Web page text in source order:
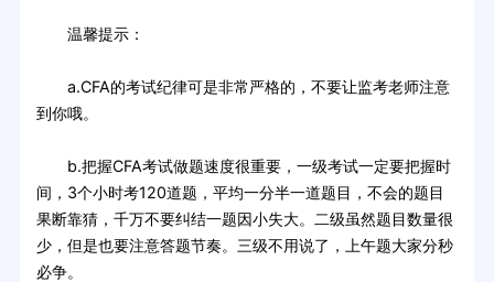
温馨提示：
a.CFA的考试纪律可是非常严格的，不要让监考老师注意
到你哦。
b.把握CFA考试做题速度很重要，一级考试一定要把握时
间，3个小时考120道题，平均一分半一道题目，不会的题目
果断靠猜，千万不要纠结一题因小失大。二级虽然题目数量很
少，但是也要注意答题节奏。三级不用说了，上午题大家分秒
必争。